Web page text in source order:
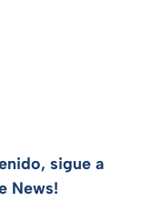
sigue a
News!